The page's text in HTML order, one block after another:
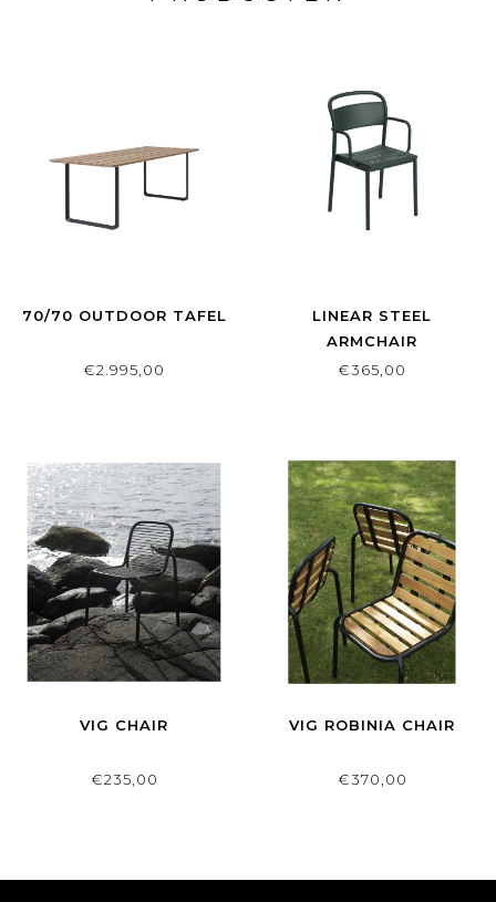
70/70 OUTDOOR TAFEL
€2.995,00
LINEAR STEEL
ARMCHAIR
€365,00
VIG CHAIR
€235,00
VIG ROBINIA CHAIR
€370,00